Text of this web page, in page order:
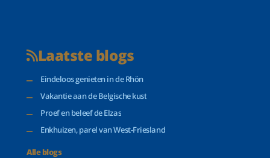
Laatste blogs
Eindeloos genieten in de Rhön
Vakantie aan de Belgische kust
Proef en beleef de Elzas
Enkhuizen, parel van West-Friesland
Alle blogs